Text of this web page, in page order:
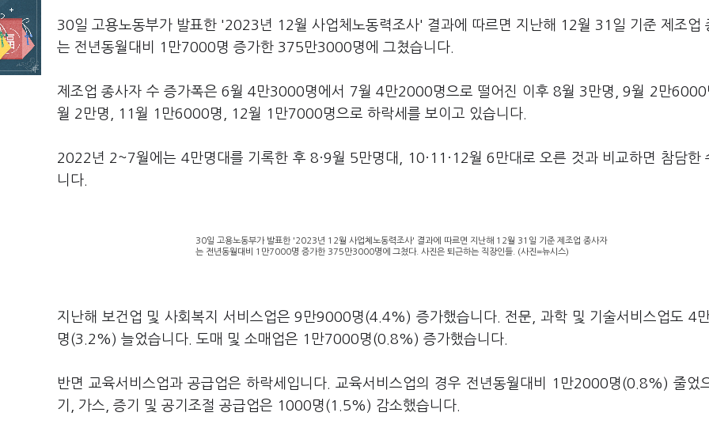
30일 고용노동부가 발표한 '2023년 12월 사업체노동력조사' 결과에 따르면 지난해 12월 31일 기준 제조업
는 전년동월대비 1만7000명 증가한 375만3000명에 그쳤습니다.
제조업 종사자 수 증가폭은 6월 4만3000명에서 7월 4만2000명으로 떨어진 이후 8월 3만명, 9월 2만
월 2만명, 11월 1만6000명, 12월 1만7000명으로 하락세를 보이고 있습니다.
2022년 2~7월에는 4만명대를 기록한 후 8·9월 5만명대, 10·11·12월 6만대로 오른 것과 비교하면 참담한
니다.
30일 고용노동부가 발표한 '2023년 12월 사업체노동력조사' 결과에 따르면 지난해 12월 31일 기준 제조업 종사자
는 전년동월대비 1만7000명 증가한 375만3000명에 그쳤다. 사진은 퇴근하는 직장인들. (사진=뉴시스)
지난해 보건업 및 사회복지 서비스업은 9만9000명(4.4%) 증가했습니다. 전문, 과학 및 기술서비스업도 4
명(3.2%) 늘었습니다. 도매 및 소매업은 1만7000명(0.8%) 증가했습니다.
반면 교육서비스업과 공급업은 하락세입니다. 교육서비스업의 경우 전년동월대비 1만2000명(0.8%) 줄었
기, 가스, 증기 및 공기조절 공급업은 1000명(1.5%) 감소했습니다.